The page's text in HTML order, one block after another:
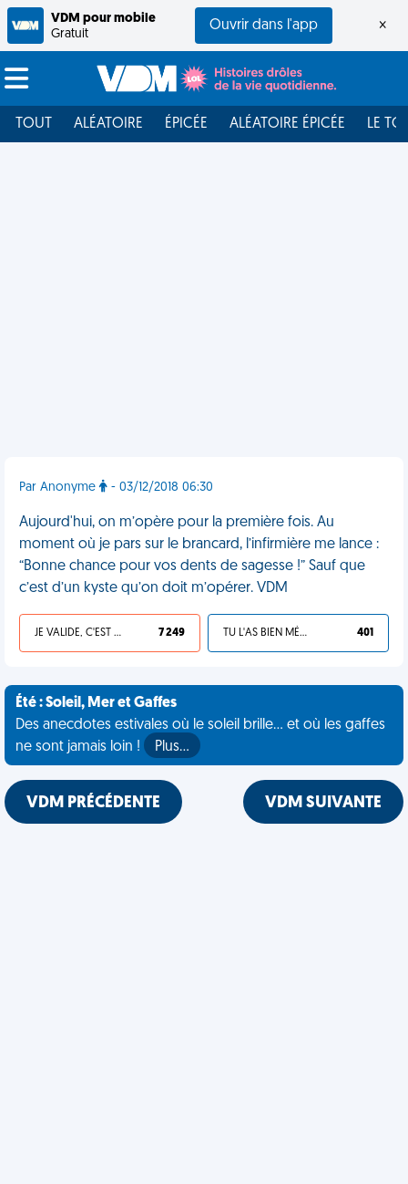
VDM pour mobile
Gratuit
Ouvrir dans l'app ×
TOUT ALÉATOIRE ÉPICÉE ALÉATOIRE ÉPICÉE LE
Par Anonyme - 03/12/2018 06:30
Aujourd'hui, on m’opère pour la première fois. Au
moment où je pars sur le brancard, l’infirmière me lance :
“Bonne chance pour vos dents de sagesse !” Sauf que
c’est d’un kyste qu’on doit m’opérer. VDM
JE VALIDE, C'EST UNE VDM 7 249 TU L'AS BIEN MÉRITÉ 401
Été : Soleil, Mer et Gaffes
Des anecdotes estivales où le soleil brille... et où les gaffes
ne sont jamais loin !
Plus…
VDM PRÉCÉDENTE VDM SUIVANTE